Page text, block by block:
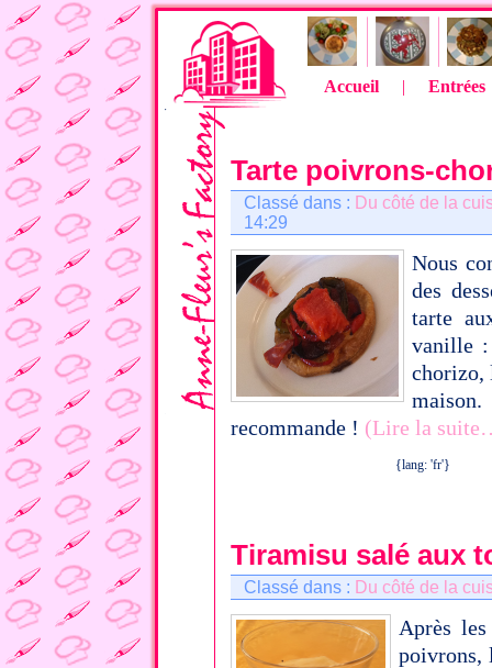
Accueil | Entrées
Tarte poivrons-
Classé dans : Du côté de la
14:29
Nous
des
tarte
vanille :
chorizo,
recommande ! (Lire la
{lang: 'fr'}
Tiramisu salé aux
Classé dans : Du côté de la
Après
poivrons,